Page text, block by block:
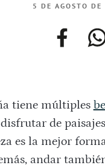
5 DE AGOSTO
web
tiene múltiples
de
es la mejor
andar